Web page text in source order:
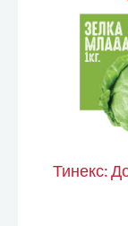
Тинекс: